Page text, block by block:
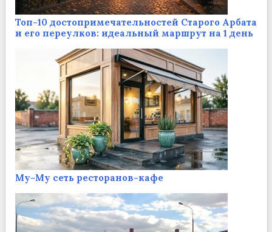
Топ-10 достопримечательностей Старого Арбата
и его переулков: идеальный маршрут на 1 день
Му-Му сеть ресторанов-кафе